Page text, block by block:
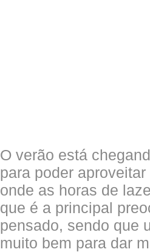
O verão está
para poder
onde as horas de
que é a principal
pensado, sendo que
muito bem para dar